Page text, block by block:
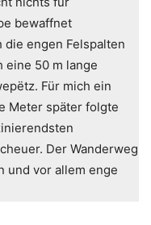
bewaffnet
engen Felspalten
eine 50 m lange
Für mich ein
Meter später folgte
Der Wanderweg
und vor allem enge